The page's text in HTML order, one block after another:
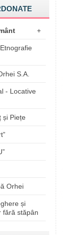
+
S.A.
- Locative
și Piețe
Orhei
și
fără stăpân